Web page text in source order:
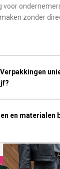
voor
zonder
en materialen